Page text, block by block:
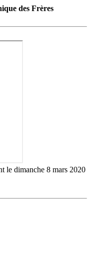
des Frères
le dimanche 8 mars 2020